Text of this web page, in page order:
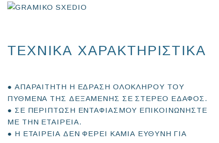
ΤΕΧΝΙΚΑ ΧΑΡΑΚΤΗΡΙΣΤΙΚΑ
● ΑΠΑΡΑΙΤΗΤΗ Η ΕΔΡΑΣΗ ΟΛΟΚΛΗΡΟΥ ΤΟΥ
ΠΥΘΜΕΝΑ ΤΗΣ ΔΕΞΑΜΕΝΗΣ ΣΕ ΣΤΕΡΕΟ ΕΔΑΦΟΣ.
● ΣΕ ΠΕΡΙΠΤΩΣΗ ΕΝΤΑΦΙΑΣΜΟΥ ΕΠΙΚΟΙΝΩΝΗΣΤΕ
ΜΕ ΤΗΝ ΕΤΑΙΡΕΙΑ.
● Η ΕΤΑΙΡΕΙΑ ΔΕΝ ΦΕΡΕΙ ΚΑΜΙΑ ΕΥΘΥΝΗ ΓΙΑ